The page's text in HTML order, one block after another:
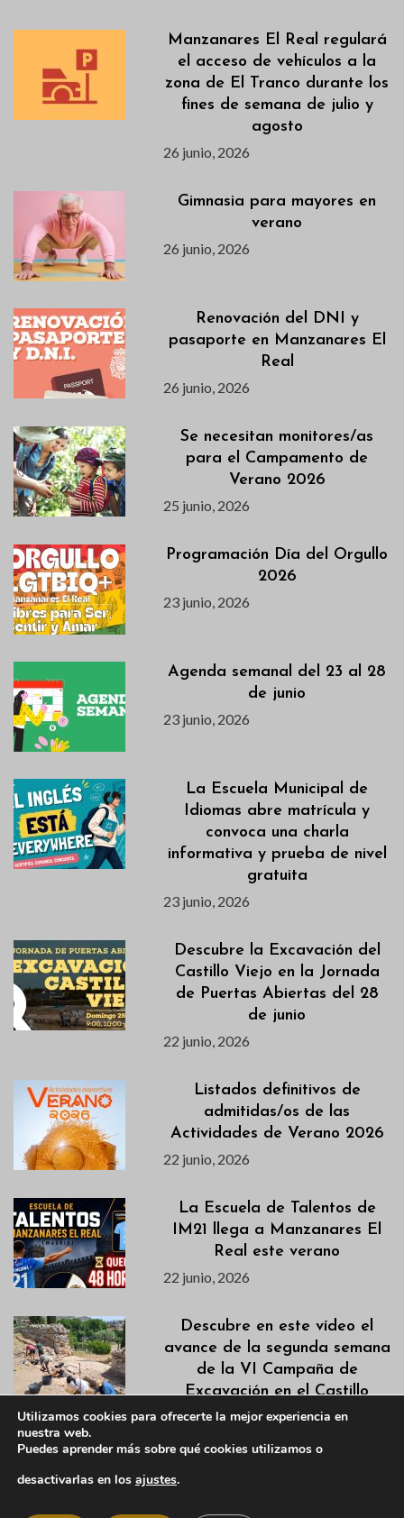
Manzanares El Real regulará
el acceso de vehículos a la
zona de El Tranco durante los
fines de semana de julio y
agosto
26 junio, 2026
Gimnasia para mayores en
verano
26 junio, 2026
Renovación del DNI y
pasaporte en Manzanares El
Real
26 junio, 2026
Se necesitan monitores/as
para el Campamento de
Verano 2026
25 junio, 2026
Programación Día del Orgullo
2026
23 junio, 2026
Agenda semanal del 23 al 28
de junio
23 junio, 2026
La Escuela Municipal de
Idiomas abre matrícula y
convoca una charla
informativa y prueba de nivel
gratuita
23 junio, 2026
Descubre la Excavación del
Castillo Viejo en la Jornada
de Puertas Abiertas del 28
de junio
22 junio, 2026
Listados definitivos de
admitidas/os de las
Actividades de Verano 2026
22 junio, 2026
La Escuela de Talentos de
IM21 llega a Manzanares El
Real este verano
22 junio, 2026
Descubre en este vídeo el
avance de la segunda semana
de la VI Campaña de
Excavación en el Castillo
Viejo
Utilizamos cookies para ofrecerte la mejor experiencia en
nuestra web.
Puedes aprender más sobre qué cookies utilizamos o
desactivarlas en los ajustes.